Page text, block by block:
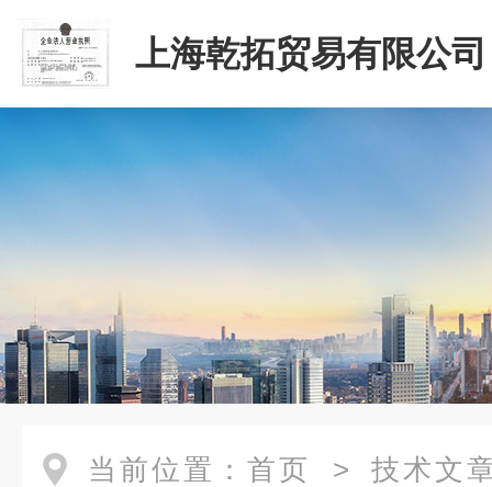
上海乾拓贸易有限公司
当前位置： 首页 > 技术文